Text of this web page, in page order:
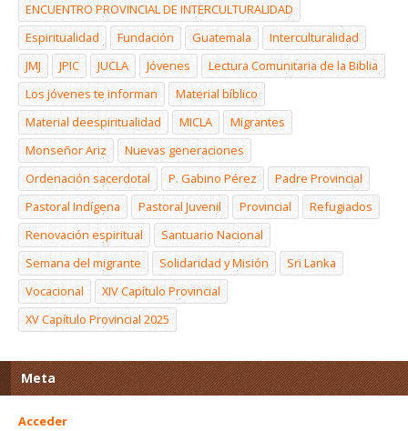
ENCUENTRO PROVINCIAL DE INTERCULTURALIDAD
Espiritualidad
Fundación Guatemala
Interculturalidad
JMJ
JPIC JUCLA Jóvenes
Lectura Comunitaria de la Biblia
Los jóvenes te informan
Material bíblico
Material deespiritualidad
MICLA
Migrantes
Monseñor Ariz
Nuevas generaciones
Ordenación sacerdotal
P. Gabino Pérez
Padre Provincial
Pastoral Indígena
Pastoral Juvenil Provincial
Refugiados
Renovación espiritual
Santuario Nacional
Semana del migrante
Solidaridad y Misión
Sri Lanka
Vocacional
XIV Capítulo Provincial
XV Capítulo Provincial 2025
Meta
Acceder